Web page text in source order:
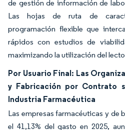
de gestión de información de
Las hojas de ruta de
programación flexible que
rápidos con estudios de
maximizando la utilización del
Por Usuario Final: Las
y Fabricación por Contrato
Industria Farmacéutica
Las empresas farmacéuticas y de
el 41,13% del gasto en 2025,